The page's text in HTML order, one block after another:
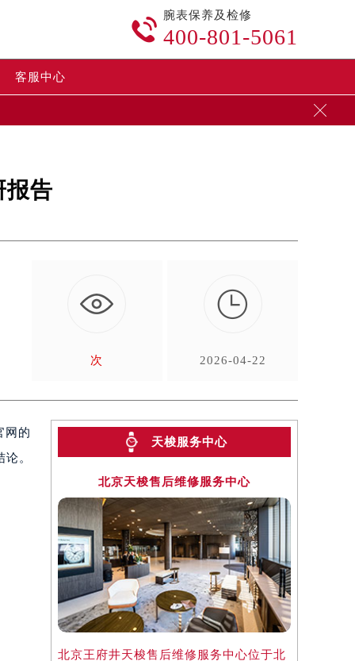

腕表保养及检修
400-801-5061
客服中心

报告
次

2026-04-22
网的
。
天梭服务中心
北京天梭售后维修服务中心
北京王府井天梭售后维修服务中心位于北